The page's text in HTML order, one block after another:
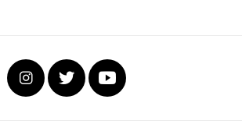
InstagramTwitterYoutube